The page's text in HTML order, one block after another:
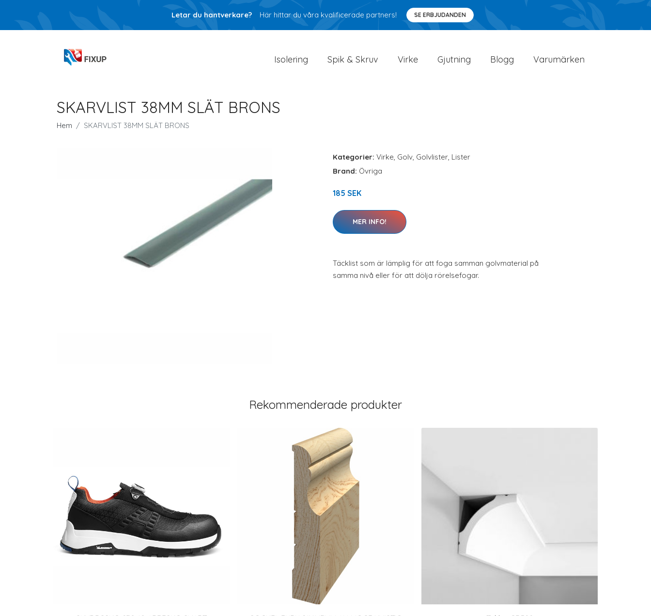
Letar du hantverkare? Här hittar du våra kvalificerade partners! SE ERBJUDANDEN
Isolering Spik & Skruv Virke Gjutning Blogg Varumärken
SKARVLIST 38MM SLÄT BRONS
Hem SKARVLIST 38MM SLÄT BRONS
Kategorier: Virke, Golv, Golvlister, Lister
Brand: Övriga
185 SEK
MER INFO!
Täcklist som är lämplig för att foga samman golvmaterial på
samma nivå eller för att dölja rörelsefogar.
Rekommenderade produkter